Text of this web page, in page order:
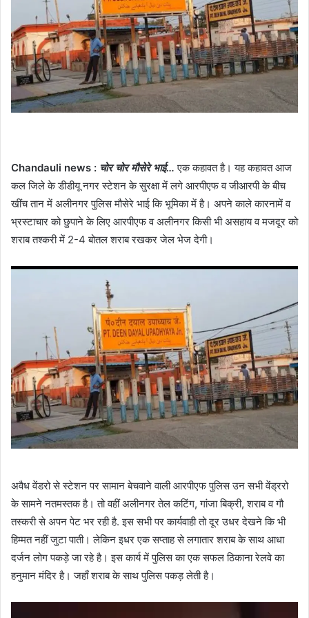
Chandauli news : चोर चोर मौसेरे भाई… एक कहावत है। यह कहावत आज
कल जिले के डीडीयू नगर स्टेशन के सुरक्षा में लगे आरपीएफ व जीआरपी के बीच
खींच तान में अलीनगर पुलिस मौसेरे भाई कि भूमिका में है। अपने काले कारनामें व
भ्रस्टाचार को छुपाने के लिए आरपीएफ व अलीनगर किसी भी असहाय व मजदूर को
शराब तश्करी में 2-4 बोतल शराब रखकर जेल भेज देगी।
अवैध वेंडरो से स्टेशन पर सामान बेचवाने वाली आरपीएफ पुलिस उन सभी वेंड्ररो
के सामने नतमस्तक है। तो वहीं अलीनगर तेल कटिंग, गांजा बिक्री, शराब व गौ
तस्करी से अपन पेट भर रही है. इस सभी पर कार्यवाही तो दूर उधर देखने कि भी
हिम्मत नहीं जुटा पाती। लेकिन इधर एक सप्ताह से लगातार शराब के साथ आधा
दर्जन लोग पकड़े जा रहे है। इस कार्य में पुलिस का एक सफल ठिकाना रेलवे का
हनुमान मंदिर है। जहाँ शराब के साथ पुलिस पकड़ लेती है।